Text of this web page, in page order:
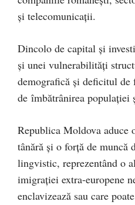
și telecomunicații.
Dincolo de capital și
și unei vulnerabilități
demografică și deficitul de
de îmbătrânirea populației
Republica Moldova aduce
tânără și o forță de
lingvistic, reprezentând o
imigrației extra-europene
enclavizează sau care